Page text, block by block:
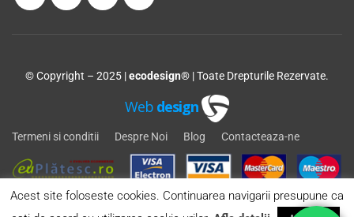
© Copyright – 2025 |ecodesign® | Toate Drepturile Rezervate.
Web design
Termeni si conditii Despre Noi Blog Contacteaza-ne
Acest site foloseste cookies. Continuarea navigarii presupune ca